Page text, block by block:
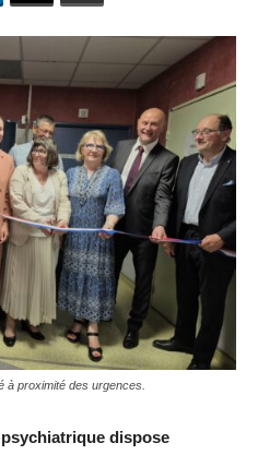
à proximité des urgences.
psychiatrique dispose